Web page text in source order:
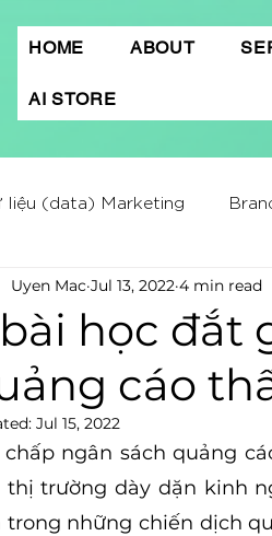
HOME ABOUT
AI STORE
liệu (data) Marketing
Marketing Affiliate
Marketing Report
ChatGPT
học đắt
cáo
Uyen Mac Jul 13, 2022 4 min read
Jul 15, 2022
chấp ngân sách quảng
thị trường dày dặn kinh
trong những chiến dịch